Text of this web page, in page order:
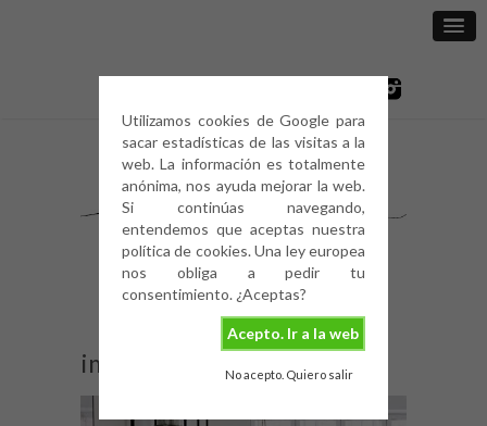
Utilizamos cookies de Google para
sacar estadísticas de las visitas a la
web. La información es totalmente
anónima, nos ayuda mejorar la web.
Si continúas navegando,
entendemos que aceptas nuestra
política de cookies. Una ley europea
nos obliga a pedir tu
consentimiento. ¿Aceptas?
Acepto. Ir a la web
No acepto. Quiero salir
image